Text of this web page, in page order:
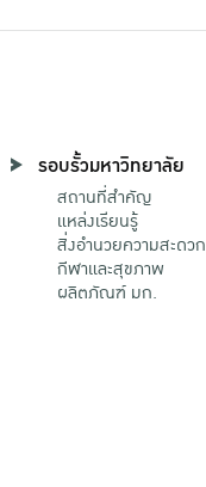
รอบรั้วมหาวิทยาลัย
สถานที่สำคัญ
แหล่งเรียนรู้
สิ่งอำนวยความสะดวก
กีฬาและสุขภาพ
ผลิตภัณฑ์ มก.